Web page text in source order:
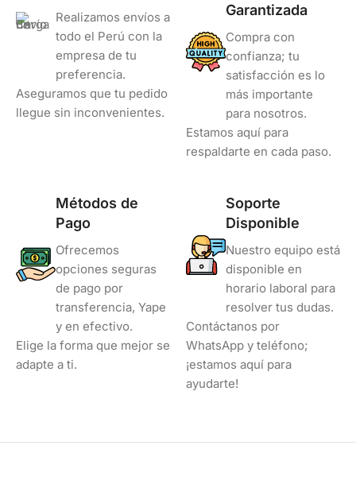
Realizamos envíos a
todo el Perú con la
empresa de tu
preferencia.
Aseguramos que tu pedido
llegue sin inconvenientes.
Garantizada
Compra con
confianza; tu
satisfacción es lo
más importante
para nosotros.
Estamos aquí para
respaldarte en cada paso.
Métodos de
Pago
Ofrecemos
opciones seguras
de pago por
transferencia, Yape
y en efectivo.
Elige la forma que mejor se
adapte a ti.
Soporte
Disponible
Nuestro equipo está
disponible en
horario laboral para
resolver tus dudas.
Contáctanos por
WhatsApp y teléfono;
¡estamos aquí para
ayudarte!